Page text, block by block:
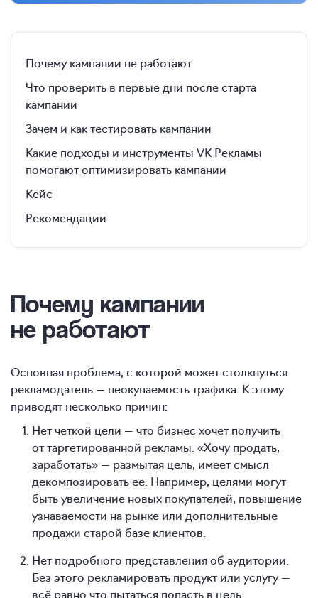
Почему кампании не работают
Что проверить в первые дни после старта
кампании
Зачем и как тестировать кампании
Какие подходы и инструменты VK Рекламы
помогают оптимизировать кампании
Кейс
Рекомендации
Почему кампании
не работают
Основная проблема, с которой может столкнуться
рекламодатель — неокупаемость трафика. К этому
приводят несколько причин:
Нет четкой цели — что бизнес хочет получить
от таргетированной рекламы. «Хочу продать,
заработать» — размытая цель, имеет смысл
декомпозировать ее. Например, целями могут
быть увеличение новых покупателей, повышение
узнаваемости на рынке или дополнительные
продажи старой базе клиентов.
Нет подробного представления об аудитории.
Без этого рекламировать продукт или услугу —
всё равно что пытаться попасть в цель